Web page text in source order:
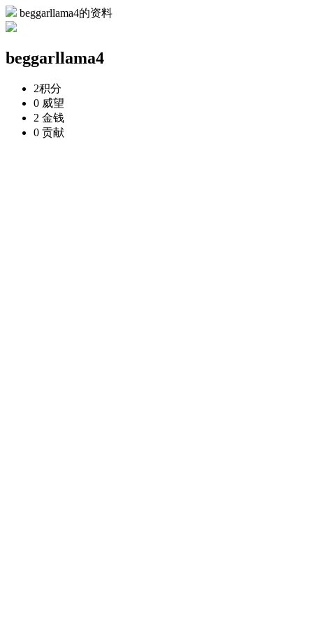
beggarllama4的资料
beggarllama4
2积分
0 威望
2 金钱
0 贡献